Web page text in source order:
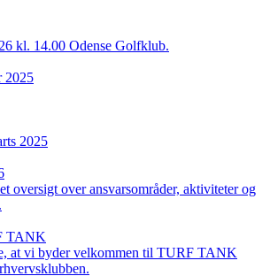
kl. 14.00 Odense Golfklub.
2025
2025
oversigt over ansvarsområder, aktiviteter og
TANK
at vi byder velkommen til TURF TANK